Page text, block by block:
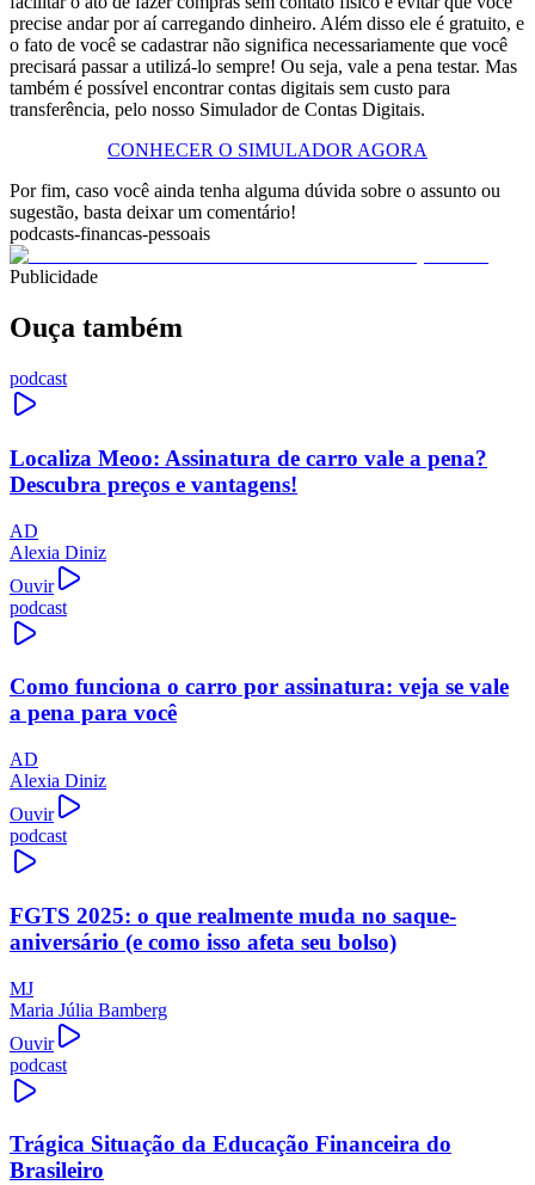
precise andar por aí carregando dinheiro. Além disso ele é gratuito, e
o fato de você se cadastrar não significa necessariamente que você
precisará passar a utilizá-lo sempre! Ou seja, vale a pena testar. Mas
também é possível encontrar contas digitais sem custo para
transferência, pelo nosso Simulador de Contas Digitais.
CONHECER O SIMULADOR AGORA
Por fim, caso você ainda tenha alguma dúvida sobre o assunto ou
sugestão, basta deixar um comentário!
podcasts-financas-pessoais
Publicidade
Ouça também
podcast
Localiza Meoo: Assinatura de carro vale a pena?
Descubra preços e vantagens!
AD
Alexia Diniz
Ouvir
podcast
Como funciona o carro por assinatura: veja se vale
a pena para você
AD
Alexia Diniz
Ouvir
podcast
FGTS 2025: o que realmente muda no saque-
aniversário (e como isso afeta seu bolso)
MJ
Maria Júlia Bamberg
Ouvir
podcast
Trágica Situação da Educação Financeira do
Brasileiro